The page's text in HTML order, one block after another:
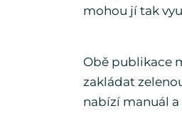
mohou jí tak
Obě publikace
zakládat
nabízí manuál